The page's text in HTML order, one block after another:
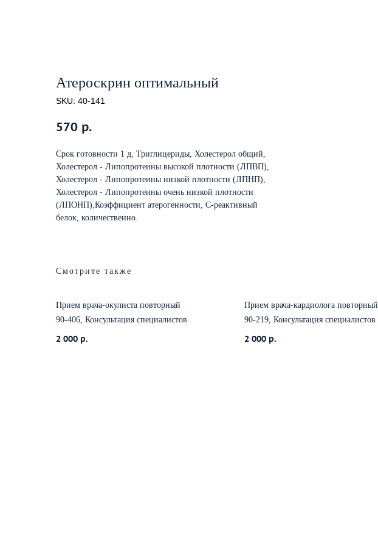
Атероскрин оптимальный
SKU: 40-141
570 р.
Срок готовности 1 д, Триглицериды, Холестерол общий,
Холестерол - Липопротеины высокой плотности (ЛПВП),
Холестерол - Липопротеины низкой плотности (ЛПНП),
Холестерол - Липопротеины очень низкой плотности
(ЛПОНП),Коэффициент атерогенности, С-реактивный
белок, количественно.
Смотрите также
Прием врача-окулиста повторный
90-406, Консультация специалистов
2 000 р.
Прием врача-кардиолога повторный
90-219, Консультация специалистов
2 000 р.